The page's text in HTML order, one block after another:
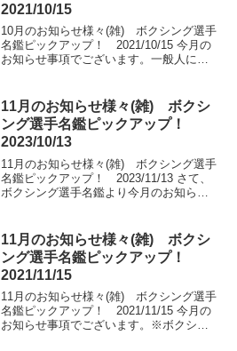
2021/10/15
10月のお知らせ様々(雑) ボクシング選手
名鑑ピックアップ！ 2021/10/15 今月の
お知らせ事項でございます。一般人によ
す！ こちら、メインイベンターに次の
日...
11月のお知らせ様々(雑) ボクシ
ング選手名鑑ピックアップ！
2023/10/13
11月のお知らせ様々(雑) ボクシング選手
名鑑ピックアップ！ 2023/11/13 さて、
ボクシング選手名鑑より今月のお知らせ
者デビューさせていただきました...
11月のお知らせ様々(雑) ボクシ
ング選手名鑑ピックアップ！
2021/11/15
11月のお知らせ様々(雑) ボクシング選手
名鑑ピックアップ！ 2021/11/15 今月の
お知らせ事項でございます。※ボクシン